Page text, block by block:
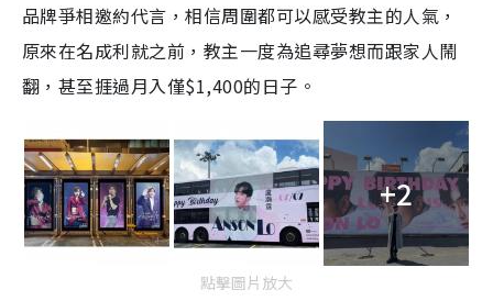
品牌爭相邀約代言，相信周圍都可以感受教主的人氣，
原來在名成利就之前，教主一度為追尋夢想而跟家人鬧
翻，甚至捱過月入僅$1,400的日子。
+2
點擊圖片放大